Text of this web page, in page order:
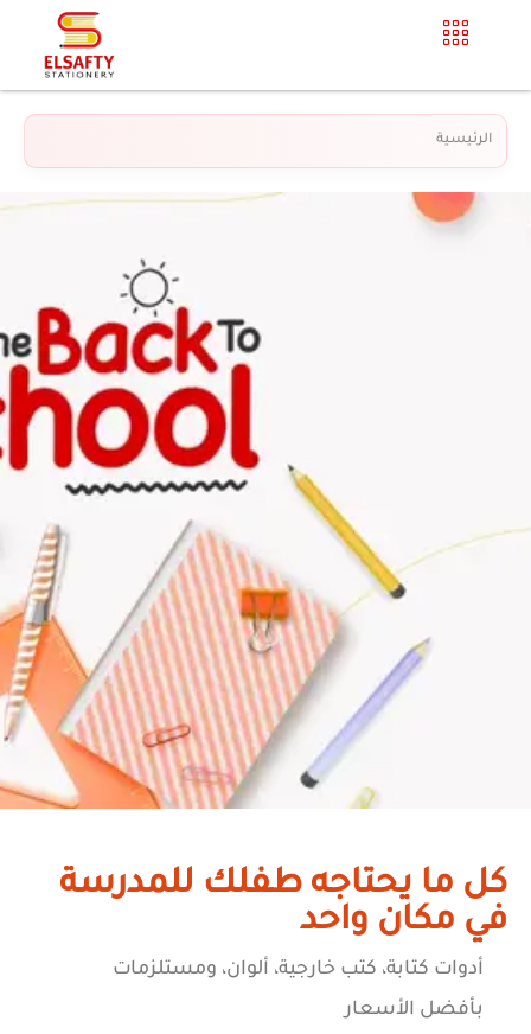
الرئيسية
كل ما يحتاجه طفلك للمدرسة
في مكان واحد
أدوات كتابة، كتب خارجية، ألوان، ومستلزمات
بأفضل الأسعار